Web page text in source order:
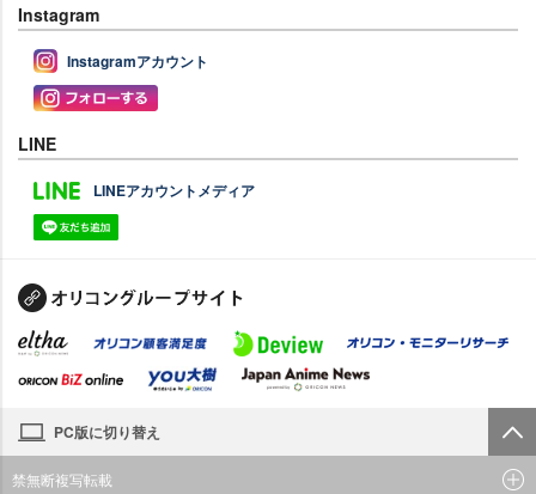
Instagram
Instagramアカウント
LINE
LINEアカウントメディア
PC版に切り替え
禁無断複写転載